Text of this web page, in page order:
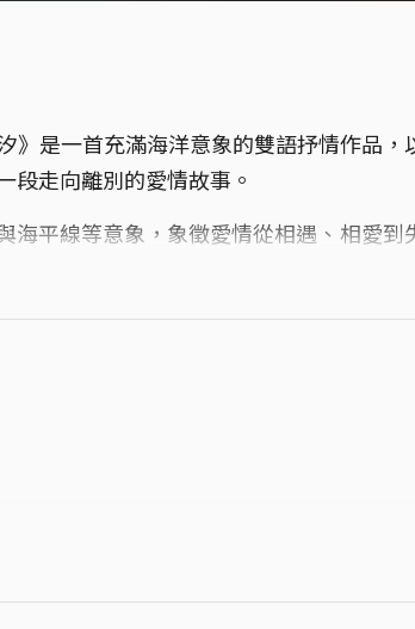
》是一首充滿海洋意象的雙語抒情作品
段走向離別的愛情故事。
海平線等意象，象徵愛情從相遇、相愛到
信不疑的承諾隨著浪潮遠去，卻依然無法
與眷戀，英文歌詞則像是深夜裡的獨白
團逐漸加入，彷彿將主角壓抑已久的情感